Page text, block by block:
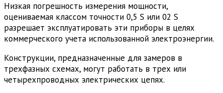
Низкая погрешность измерения мощности,
оцениваемая классом точности 0,5 S или 02 S
разрешает эксплуатировать эти приборы в целях
коммерческого учета использованной электроэнергии.
Конструкции, предназначенные для замеров в
трехфазных схемах, могут работать в трех или
четырехпроводных электрических цепях.